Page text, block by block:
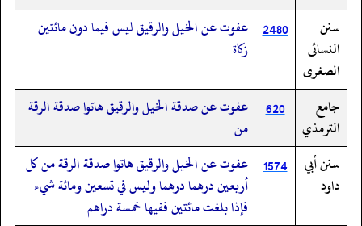
سنن
النسائى
الصغرى
2480 عفوت عن الخيل والرقيق ليس فيما دون مائتين
زكاة
جامع
الترمذي
620
عفوت عن صدقة الخيل والرقيق هاتوا صدقة الرقة
من
سنن أبي
داود
1574 عفوت عن الخيل والرقيق هاتوا صدقة الرقة من كل
أربعين درهما درهما وليس في تسعين ومائة شيء
فإذا بلغت مائتين ففيها خمسة دراهم